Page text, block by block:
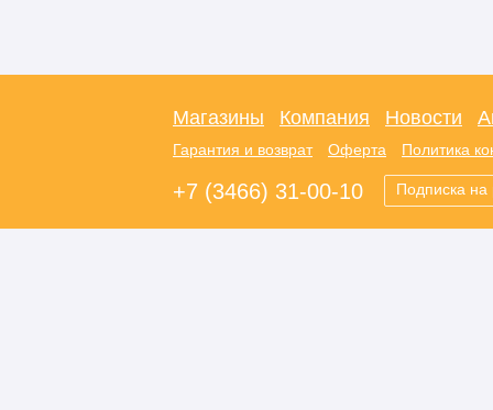
Магазины Компания Новости
Гарантия и возврат Оферта Политика
+7 (3466) 31-00-10 Подписка на